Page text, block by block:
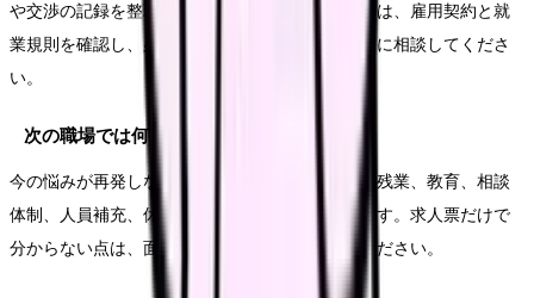
や交渉の記録を整理します。法的な不安がある時は、雇用契約と就
業規則を確認し、必要に応じて公的窓口や専門家に相談してくださ
い。
次の職場では何を確認すればいいですか？
今の悩みが再発しない条件を確認します。夜勤、残業、教育、相談
体制、人員補充、休みやすさ、給与の内訳などです。求人票だけで
分からない点は、面接や見学で具体的に聞いてください。